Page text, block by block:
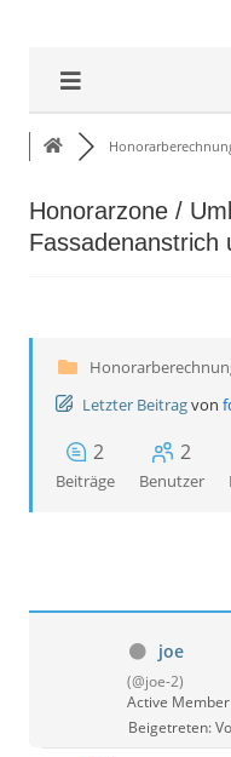
Honorarzone /
Fassadenanstrich
Letzter Beitragvon
2
Beiträge
2
Benutzer
joe
(@joe-2)
Active Member
Beigetreten: